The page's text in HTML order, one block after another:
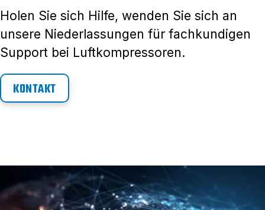
Holen Sie sich Hilfe, wenden Sie sich an
unsere Niederlassungen für fachkundigen
Support bei Luftkompressoren.
KONTAKT